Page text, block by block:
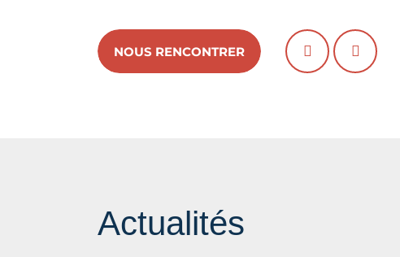
NOUS RENCONTRER PRÉCÉDENT
Actualités